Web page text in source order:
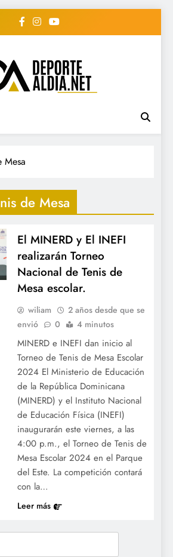
DEPORTE AL DIA •
Deportivo
#deportealdiaperiodico
Mesa
de Mesa
El MINERD y El INEFI
realizarán Torneo
Nacional de Tenis de
Mesa escolar.
wiliam
2 años desde que se
envió
0 4 minutos
MINERD e INEFI dan inicio al
Torneo de Tenis de Mesa Escolar
2024 El Ministerio de Educación
de la República Dominicana
(MINERD) y el Instituto Nacional
de Educación Física (INEFI)
inaugurarán este viernes, a las
4:00 p.m., el Torneo de Tenis de
Mesa Escolar 2024 en el Parque
del Este. La competición contará
con la…
Leer más